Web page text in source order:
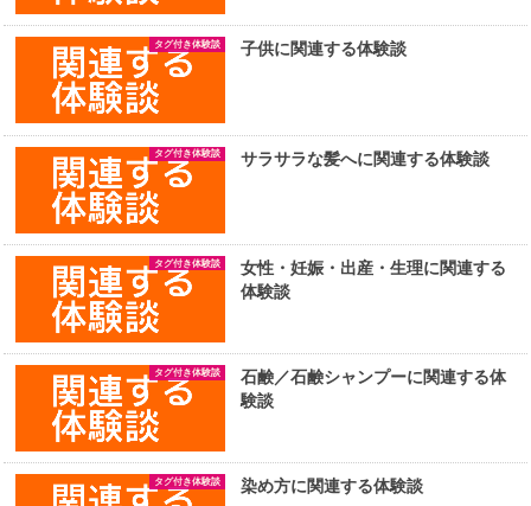
タグ付き体験談 子供に関連する体験談
タグ付き体験談 サラサラな髪へに関連する体験談
タグ付き体験談
女性・妊娠・出産・生理に関連する
体験談
タグ付き体験談
石鹸／石鹸シャンプーに関連する体
験談
タグ付き体験談 染め方に関連する体験談